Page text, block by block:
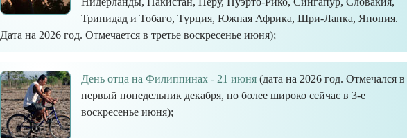
Тринидад и Тобаго, Турция, Южная Африка, Шри-Ланка, Япония.
Дата на 2026 год. Отмечается в третье воскресенье июня);
День отца на Филиппинах - 21 июня (дата на 2026 год. Отмечался в
первый понедельник декабря, но более широко сейчас в 3-е
воскресенье июня);